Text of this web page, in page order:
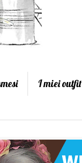
I miei outfit